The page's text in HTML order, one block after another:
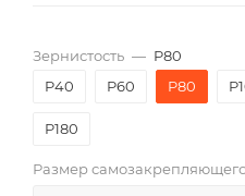
Зернистость — P80
P40
P60 P80
P180
Размер